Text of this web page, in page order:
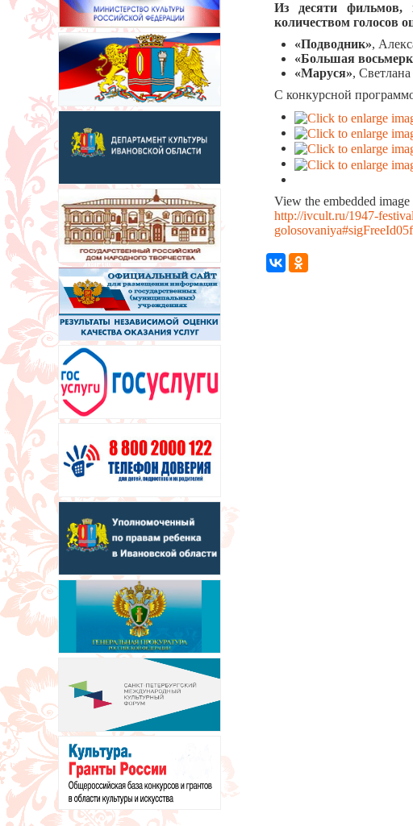
Из десяти фильмов,
количеством голосов
«Подводник»,
«Большая
«Маруся»,
С конкурсной
View the embedded
http://ivcult.ru/1947-